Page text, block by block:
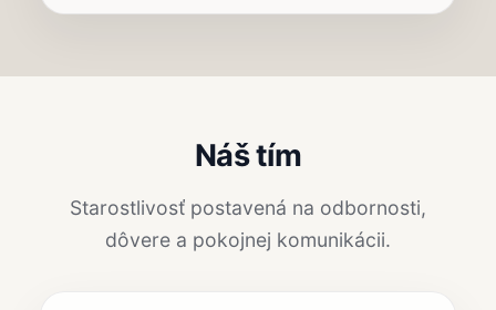
Náš tím
Starostlivosť postavená na odbornosti,
dôvere a pokojnej komunikácii.